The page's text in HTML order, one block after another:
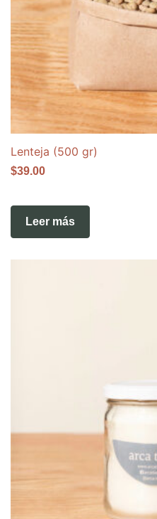
Lenteja (500 gr)
$39.00
Leer más